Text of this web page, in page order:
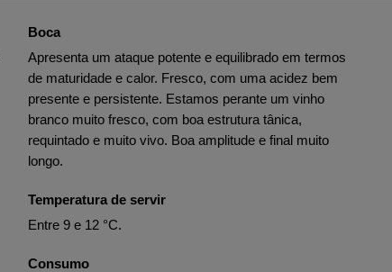
Boca
Apresenta um ataque potente e equilibrado em termos
de maturidade e calor. Fresco, com uma acidez bem
presente e persistente. Estamos perante um vinho
branco muito fresco, com boa estrutura tânica,
requintado e muito vivo. Boa amplitude e final muito
longo.
Temperatura de servir
Entre 9 e 12 °C.
Consumo